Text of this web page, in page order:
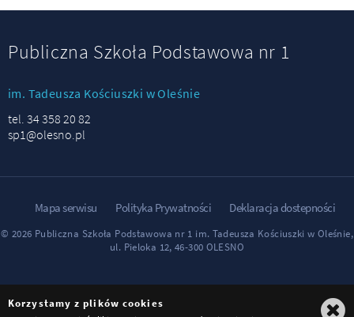
Publiczna Szkoła Podstawowa nr 1
im. Tadeusza Kościuszki w Oleśnie
tel. 34 358 20 82
sp1@olesno.pl
Mapa serwisu Polityka Prywatności Deklaracja dostepności
© 2026 Publiczna Szkoła Podstawowa nr 1 im. Tadeusza Kościuszki w Oleśnie,
ul. Pieloka 12, 46-300 OLESNO
Korzystamy z plików cookies